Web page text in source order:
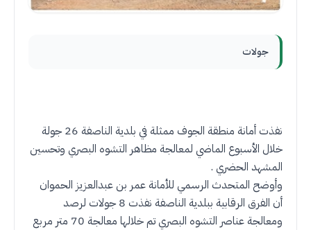
جولات
نفذت أمانة منطقة الجوف ممثلة في بلدية الناصفة 26 جولة
خلال الأسبوع الماضي لمعالجة مظاهر التشوه البصري وتحسين
المشهد الحضري .
وأوضح المتحدث الرسمي للأمانة عمر بن عبدالعزيز الحموان
أن الفرق الرقابية ببلدية الناصفة نفذت 8 جولات لرصد
ومعالجة عناصر التشوه البصري تم خلالها معالجة 70 متر مربع